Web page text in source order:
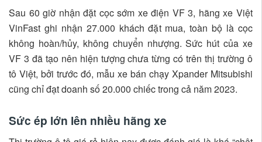
Sau 60 giờ nhận đặt cọc sớm xe điện VF 3, hãng xe Việt
VinFast ghi nhận 27.000 khách đặt mua, toàn bộ là cọc
không hoàn/hủy, không chuyển nhượng. Sức hút của xe
VF 3 đã tạo nên hiện tượng chưa từng có trên thị trường ô
tô Việt, bởi trước đó, mẫu xe bán chạy Xpander Mitsubishi
cũng chỉ đạt doanh số 20.000 chiếc trong cả năm 2023.
Sức ép lớn lên nhiều hãng xe